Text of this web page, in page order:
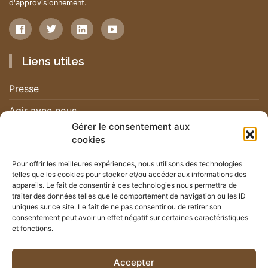
Gérer le consentement aux
cookies
Pour offrir les meilleures expériences, nous utilisons des technologies
telles que les cookies pour stocker et/ou accéder aux informations des
appareils. Le fait de consentir à ces technologies nous permettra de
traiter des données telles que le comportement de navigation ou les ID
uniques sur ce site. Le fait de ne pas consentir ou de retirer son
consentement peut avoir un effet négatif sur certaines caractéristiques
et fonctions.
Accepter
d'approvisionnement.
Liens utiles
Presse
Agir avec nous
Nous contacter
Nos actualités
Newsletter